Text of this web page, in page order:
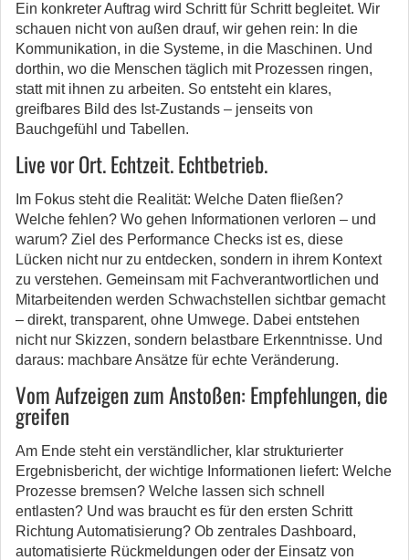
Ein konkreter Auftrag wird Schritt für Schritt begleitet. Wir
schauen nicht von außen drauf, wir gehen rein: In die
Kommunikation, in die Systeme, in die Maschinen. Und
dorthin, wo die Menschen täglich mit Prozessen ringen,
statt mit ihnen zu arbeiten. So entsteht ein klares,
greifbares Bild des Ist-Zustands – jenseits von
Bauchgefühl und Tabellen.
Live vor Ort. Echtzeit. Echtbetrieb.
Im Fokus steht die Realität: Welche Daten fließen?
Welche fehlen? Wo gehen Informationen verloren – und
warum? Ziel des Performance Checks ist es, diese
Lücken nicht nur zu entdecken, sondern in ihrem Kontext
zu verstehen. Gemeinsam mit Fachverantwortlichen und
Mitarbeitenden werden Schwachstellen sichtbar gemacht
– direkt, transparent, ohne Umwege. Dabei entstehen
nicht nur Skizzen, sondern belastbare Erkenntnisse. Und
daraus: machbare Ansätze für echte Veränderung.
Vom Aufzeigen zum Anstoßen: Empfehlungen, die
greifen
Am Ende steht ein verständlicher, klar strukturierter
Ergebnisbericht, der wichtige Informationen liefert: Welche
Prozesse bremsen? Welche lassen sich schnell
entlasten? Und was braucht es für den ersten Schritt
Richtung Automatisierung? Ob zentrales Dashboard,
automatisierte Rückmeldungen oder der Einsatz von